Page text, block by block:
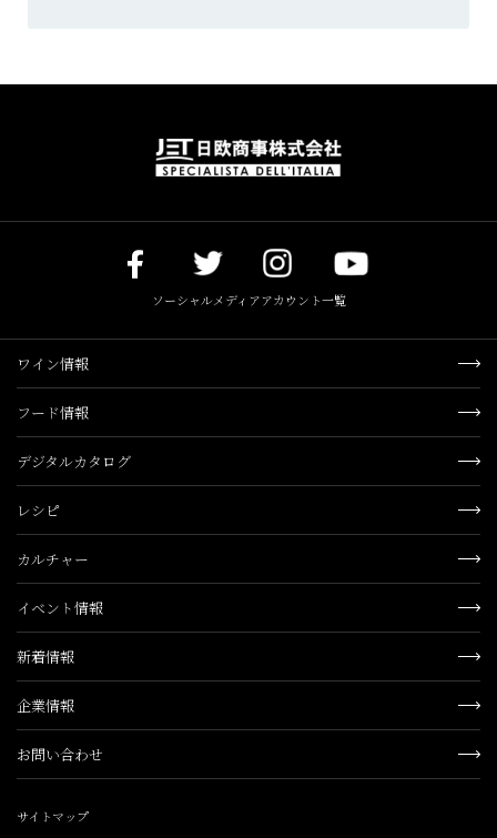
ソーシャルメディアアカウント一覧
ワイン情報
フード情報
デジタルカタログ
レシピ
カルチャー
イベント情報
新着情報
企業情報
お問い合わせ
サイトマップ